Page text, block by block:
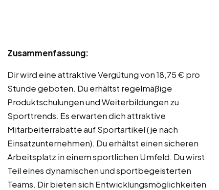
Zusammenfassung:
Dir wird eine attraktive Vergütung von 18,75 € pro
Stunde geboten. Du erhältst regelmäßige
Produktschulungen und Weiterbildungen zu
Sporttrends. Es erwarten dich attraktive
Mitarbeiterrabatte auf Sportartikel (je nach
Einsatzunternehmen). Du erhältst einen sicheren
Arbeitsplatz in einem sportlichen Umfeld. Du wirst
Teil eines dynamischen und sportbegeisterten
Teams. Dir bieten sich Entwicklungsmöglichkeiten